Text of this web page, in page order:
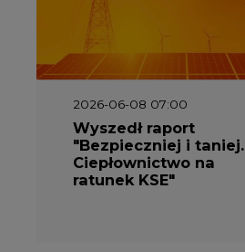
2026-06-08 07:00
Wyszedł raport
"Bezpieczniej i taniej.
Ciepłownictwo na
ratunek KSE"